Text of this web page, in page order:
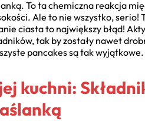
To ta chemiczna reakcja
Ale to nie wszystko,
ciasta to największy błąd!
tak by zostały nawet
pancakes są tak wyjątkowe.
kuchni: